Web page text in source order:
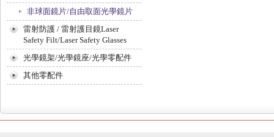
非球面鏡片/自由取面光學鏡片
雷射防護 / 雷射護目鏡Laser
Safety Filt/Laser Safety Glasses
光學鏡架/光學鏡座/光學零配件
其他零配件